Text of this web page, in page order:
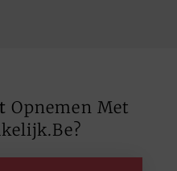
Opnemen Met